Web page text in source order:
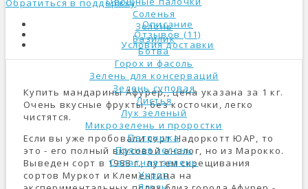
Соленья
Зелень
Базилик
Ботва
Горох и фасоль
Зелень для консерваций
Зелень суповая
Листья
Лук зеленый
Микрозелень и проростки
Петрушка
Пряная зелень
Салатная зелень
Укроп
Обратиться в поддержку
Описание
Отзывов (11)
Условия доставки
Купить мандарины Афурер,, цена указана за 1 кг.
Очень вкусные фрукты, без косточки, легко
чистятся.
Если вы уже пробовали сорт Надоркотт ЮАР, то
это - его полный вкусовой аналог, но из Марокко.
Выведен сорт в 1988 г., путем скрещивания
сортов Муркот и Клементина на